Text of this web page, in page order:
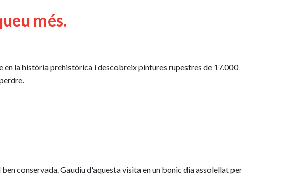
més.
la història prehistòrica i descobreix pintures rupestres de 17.000
conservada. Gaudiu d'aquesta visita en un bonic dia assolellat per